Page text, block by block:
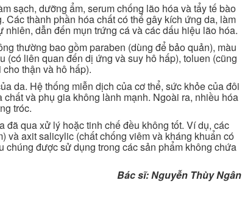
sạch, dưỡng ẩm, serum chống lão hóa và tẩy tế bào
thành phần hóa chất có thể gây kích ứng da, làm
dẫn đến mụn trứng cá và các dấu hiệu lão hóa.
thường bao gồm paraben (dùng để bảo quản), màu
liên quan đến dị ứng và suy hô hấp), toluen (cũng
thận và hô hấp).
da. Hệ thống miễn dịch của cơ thể, sức khỏe của đôi
và phụ gia không lành mạnh. Ngoài ra, nhiều hóa
tróc.
qua xử lý hoặc tinh chế đều không tốt. Ví dụ, các
và axit salicylic (chất chống viêm và kháng khuẩn có
chúng được sử dụng trong các sản phẩm không chứa
Bác sĩ: Nguyễn Thùy Ngân